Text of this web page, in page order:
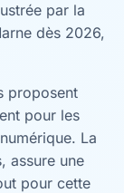
par la
dès 2026,
proposent
pour les
La
assure une
pour cette